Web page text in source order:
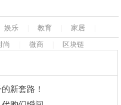
娱乐 教育 家居
尚 微商 区块链
新套路！